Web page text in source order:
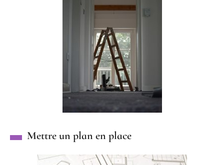
Mettre un plan en place